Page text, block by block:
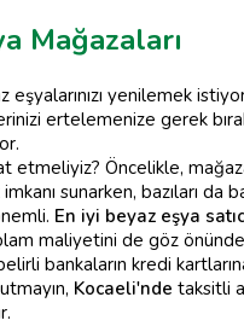
Mağazaları
yenilemek
ertelemenize gerek
etmeliyiz? Öncelikle,
sunarken, bazıları da
En iyi beyaz eşya
maliyetini de göz
bankaların kredi
Kocaeli'nde taksitli